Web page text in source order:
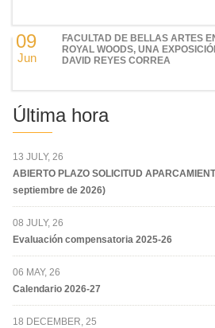
09
Jun
FACULTAD DE BELLAS ARTES
ROYAL WOODS, UNA
DAVID REYES CORREA
Última hora
13 JULY, 26
ABIERTO PLAZO SOLICITUD
septiembre de 2026)
08 JULY, 26
Evaluación compensatoria 2025-26
06 MAY, 26
Calendario 2026-27
18 DECEMBER, 25